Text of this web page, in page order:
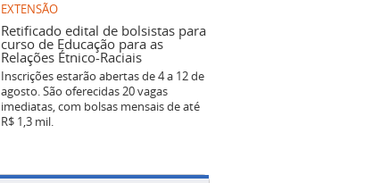
EXTENSÃO
Retificado edital de bolsistas para
curso de Educação para as
Relações Étnico-Raciais
Inscrições estarão abertas de 4 a 12 de
agosto. São oferecidas 20 vagas
imediatas, com bolsas mensais de até
R$ 1,3 mil.